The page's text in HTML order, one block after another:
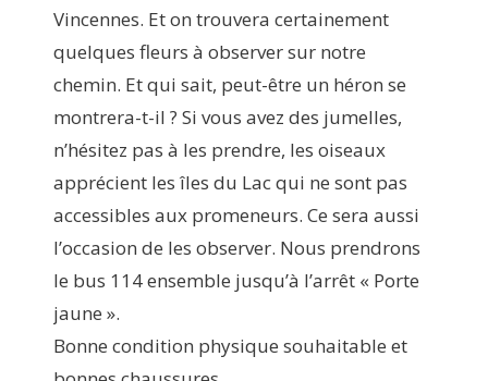
Vincennes. Et on trouvera certainement
quelques fleurs à observer sur notre
chemin. Et qui sait, peut-être un héron se
montrera-t-il ? Si vous avez des jumelles,
n’hésitez pas à les prendre, les oiseaux
apprécient les îles du Lac qui ne sont pas
accessibles aux promeneurs. Ce sera aussi
l’occasion de les observer. Nous prendrons
le bus 114 ensemble jusqu’à l’arrêt « Porte
jaune ».
Bonne condition physique souhaitable et